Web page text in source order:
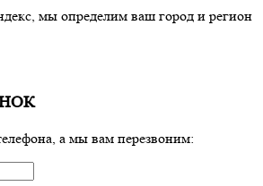
мы определим ваш город и регион
а мы вам перезвоним: